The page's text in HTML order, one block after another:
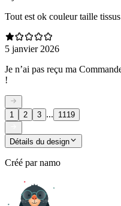
Tout est ok couleur taille
5 janvier 2026
Je n’ai pas reçu ma
!
1 2 3 ... 1119
Détails du design
Créé par namo